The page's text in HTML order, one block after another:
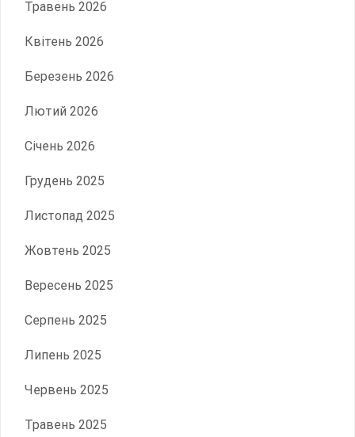
Травень 2026
Квітень 2026
Березень 2026
Лютий 2026
Січень 2026
Грудень 2025
Листопад 2025
Жовтень 2025
Вересень 2025
Серпень 2025
Липень 2025
Червень 2025
Травень 2025